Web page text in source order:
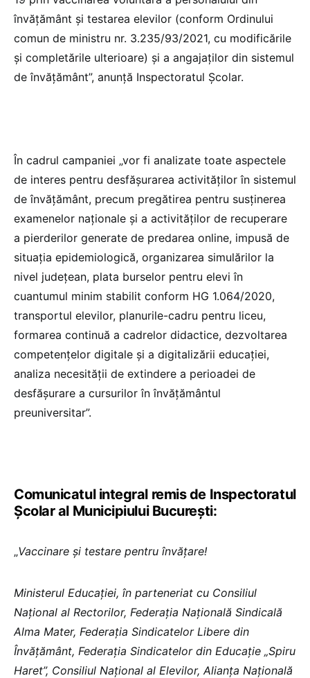
învățământ și testarea elevilor (conform Ordinului
comun de ministru nr. 3.235/93/2021, cu modificările
și completările ulterioare) și a angajaților din sistemul
de învățământ”, anunță Inspectoratul Școlar.
În cadrul campaniei „vor fi analizate toate aspectele
de interes pentru desfășurarea activităților în sistemul
de învățământ, precum pregătirea pentru susținerea
examenelor naționale și a activităților de recuperare
a pierderilor generate de predarea online, impusă de
situația epidemiologică, organizarea simulărilor la
nivel județean, plata burselor pentru elevi în
cuantumul minim stabilit conform HG 1.064/2020,
transportul elevilor, planurile-cadru pentru liceu,
formarea continuă a cadrelor didactice, dezvoltarea
competențelor digitale și a digitalizării educației,
analiza necesității de extindere a perioadei de
desfășurare a cursurilor în învățământul
preuniversitar”.
Comunicatul integral remis de Inspectoratul
Școlar al Municipiului București:
„Vaccinare și testare pentru învățare!
Ministerul Educației, în parteneriat cu Consiliul
Național al Rectorilor, Federația Națională Sindicală
Alma Mater, Federația Sindicatelor Libere din
Învățământ, Federația Sindicatelor din Educație „Spiru
Haret”, Consiliul Național al Elevilor, Alianța Națională